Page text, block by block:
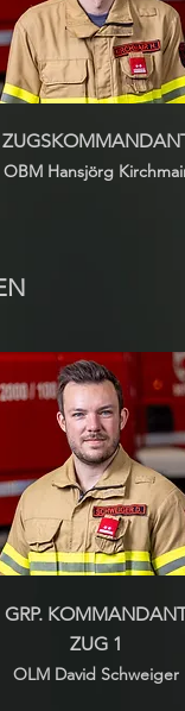
OBM Hansjörg
GRP.
ZUG 1
OLM David Schweiger